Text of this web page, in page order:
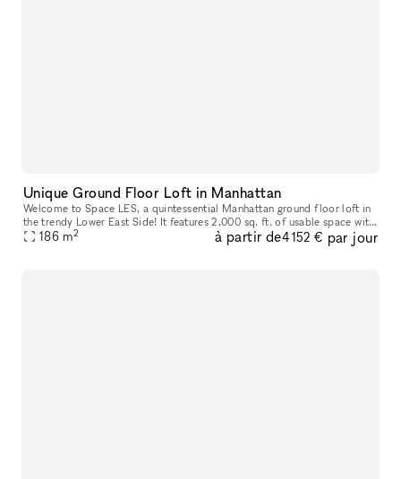
Unique Ground Floor Loft in Manhattan
Welcome to Space LES, a quintessential Manhattan ground floor loft in
the trendy Lower East Side! It features 2,000 sq. ft. of usable space with
a comfortable capacity of 125 people, 11 ft ceiling, a
186 m2 à partir de4 152 € par jour